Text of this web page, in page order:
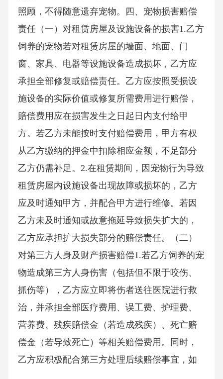
照顾，不得随意遗弃宠物。四、宠物损害赔偿
责任（一）对租赁房屋及设施设备的损害1.乙方
饲养的宠物若对租赁房屋的墙面、地面、门
窗、家具、电器等设施设备造成损坏，乙方应
承担全部修复或赔偿责任。乙方应按照受损设
施设备的实际价值或修复所需费用进行赔偿，
赔偿费用应在损害发生之日起日内支付给甲
方。若乙方未能按时支付赔偿费用，甲方有权
从乙方缴纳的押金中扣除相应金额，不足部分
乙方仍需补足。2.在租赁期间，因宠物行为导致
租赁房屋内设施设备出现故障或损坏的，乙方
应及时通知甲方，并配合甲方进行维修。若因
乙方未及时通知或故意拖延导致损失扩大的，
乙方应承担扩大损失部分的赔偿责任。（二）
对第三方人身及财产损害赔偿1.若乙方饲养的宠
物造成第三方人身伤害（包括但不限于咬伤、
抓伤等），乙方应立即将伤者送往医院进行救
治，并承担全部医疗费用、误工费、护理费、
营养费、残疾赔偿金（若造成残疾）、死亡赔
偿金（若导致死亡）等相关赔偿费用。同时，
乙方应积极配合第三方处理后续赔偿事宜，如